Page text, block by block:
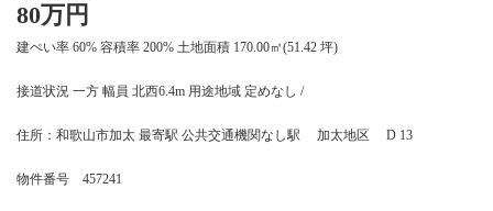
売買情報
月極駐車場のご案内
80万円
建ぺい率 60% 容積率 200% 土地面積 170.00㎡(51.42 坪)
接道状況 一方 幅員 北西6.4m 用途地域 定めなし /
住所：和歌山市加太 最寄駅 公共交通機関なし駅 加太地区 D 13
物件番号 457241